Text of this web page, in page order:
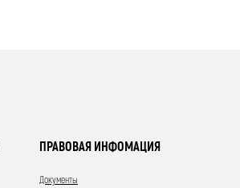
ПРАВОВАЯ ИНФОМАЦИЯ
Документы